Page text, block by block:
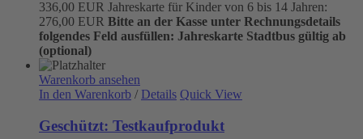
336,00 EUR Jahreskarte für Kinder von 6 bis 14 Jahren:
276,00 EUR Bitte an der Kasse unter Rechnungsdetails
folgendes Feld ausfüllen: Jahreskarte Stadtbus gültig ab
(optional)
Warenkorb ansehen
In den Warenkorb / Details Quick View
Geschützt: Testkaufprodukt